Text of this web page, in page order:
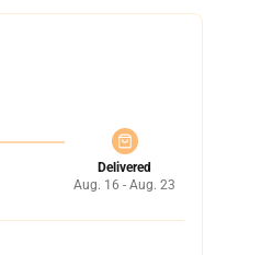
Delivered
Aug. 16 - Aug. 23